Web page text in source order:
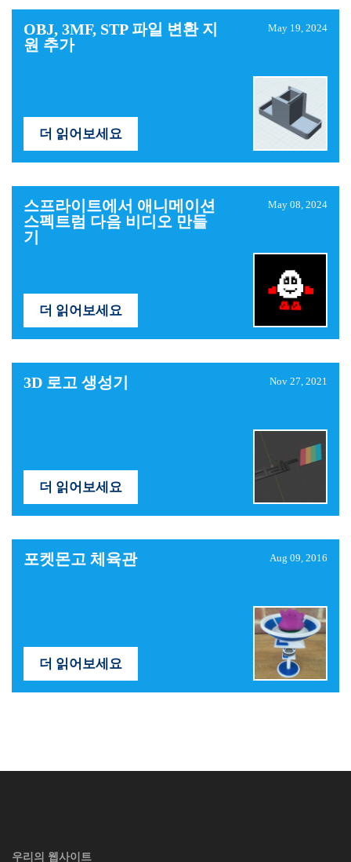
OBJ, 3MF, STP 파일 변환 지
원 추가
May 19, 2024
더 읽어보세요
스프라이트에서 애니메이션
스펙트럼 다음 비디오 만들
기
May 08, 2024
더 읽어보세요
3D 로고 생성기 Nov 27, 2021
더 읽어보세요
포켓몬고 체육관 Aug 09, 2016
더 읽어보세요
우리의 웹사이트